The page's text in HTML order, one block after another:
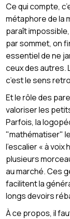
Ce qui compte,
métaphore de la
paraît
par sommet, on
essentiel de ne
ceux des autres.
c’est le sens
Et le rôle des
valoriser les
Parfois, la
"mathématiser"
l’escalier « à
plusieurs
au marché. Ces
facilitent la
longs devoirs
À ce propos, il